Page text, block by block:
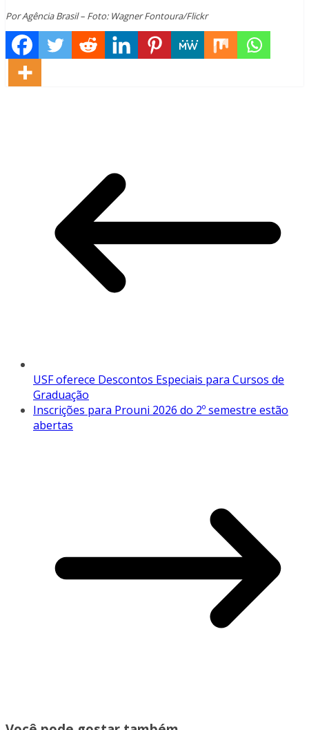
Por Agência Brasil – Foto: Wagner Fontoura/Flickr
USF oferece Descontos Especiais para Cursos de
Graduação
Inscrições para Prouni 2026 do 2º semestre estão
abertas